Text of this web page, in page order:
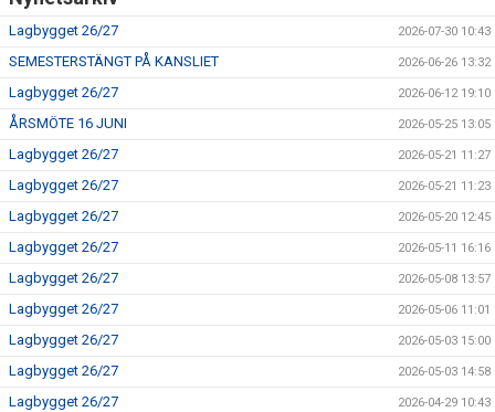
Lagbygget 26/27 2026-07-30 10:43
SEMESTERSTÄNGT PÅ KANSLIET 2026-06-26 13:32
Lagbygget 26/27 2026-06-12 19:10
ÅRSMÖTE 16 JUNI 2026-05-25 13:05
Lagbygget 26/27 2026-05-21 11:27
Lagbygget 26/27 2026-05-21 11:23
Lagbygget 26/27 2026-05-20 12:45
Lagbygget 26/27 2026-05-11 16:16
Lagbygget 26/27 2026-05-08 13:57
Lagbygget 26/27 2026-05-06 11:01
Lagbygget 26/27 2026-05-03 15:00
Lagbygget 26/27 2026-05-03 14:58
Lagbygget 26/27 2026-04-29 10:43